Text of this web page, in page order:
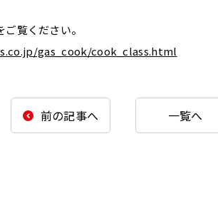
覧ください。
gas_cook/cook_class.html
前の記事へ 一覧へ